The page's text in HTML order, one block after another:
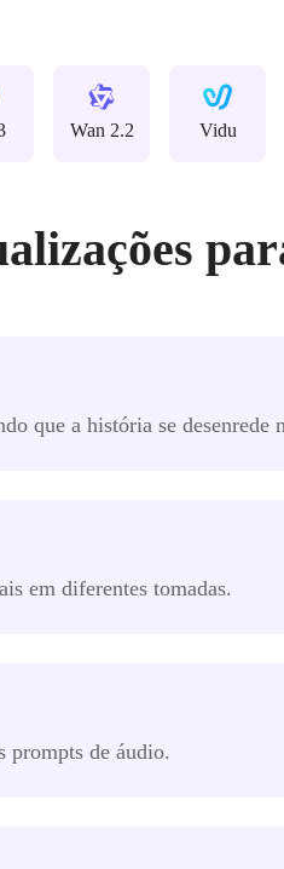
Wan 2.2 Vidu
que a história se desenrede
em diferentes tomadas.
prompts de áudio.